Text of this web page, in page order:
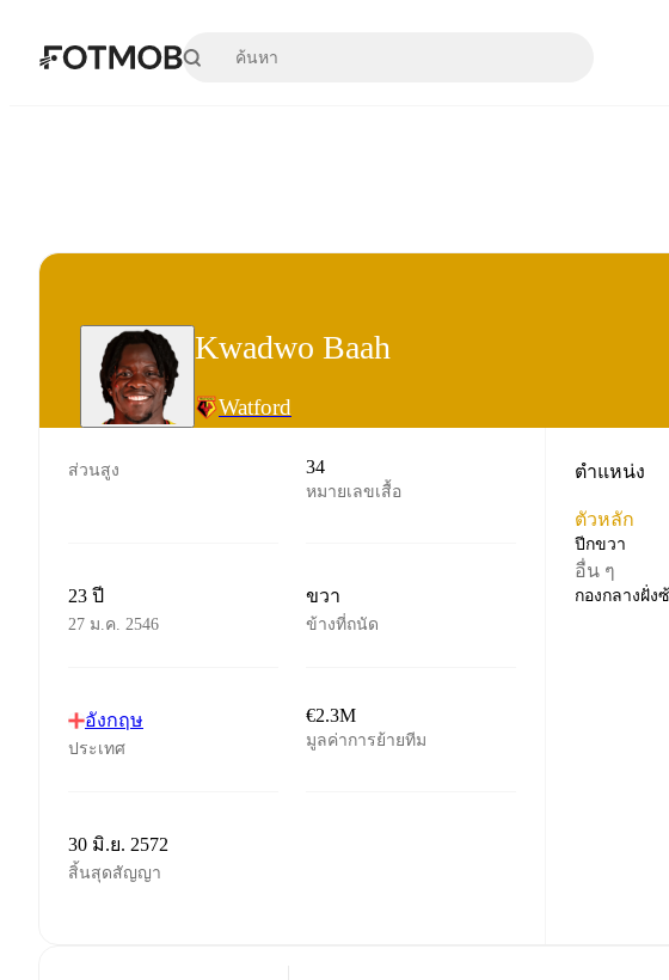
ข้ามไปยังเนื้อหาหลัก
Kwadwo Baah
Watford
ส่วนสูง 34
หมายเลขเสื้อ
23 ปี
27 ม.ค. 2546
ขวา
ข้างที่ถนัด
อังกฤษ
ประเทศ
€2.3M
มูลค่าการย้ายทีม
30 มิ.ย. 2572
สิ้นสุดสัญญา
ตำแหน่ง
ตัวหลัก
ปีกขวา
อื่น ๆ
กองกลางฝั่ง